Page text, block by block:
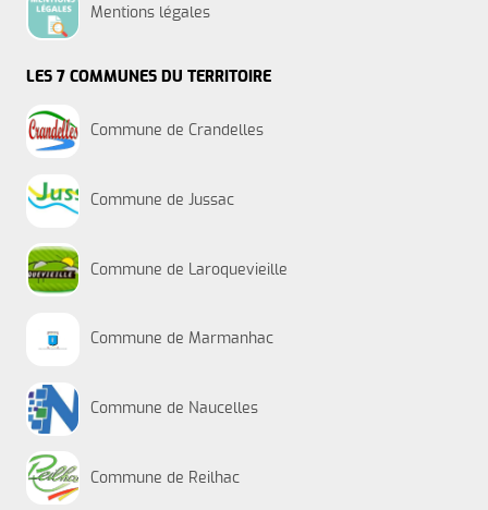
Mentions légales
LES 7 COMMUNES DU TERRITOIRE
Commune de Crandelles
Commune de Jussac
Commune de Laroquevieille
Commune de Marmanhac
Commune de Naucelles
Commune de Reilhac